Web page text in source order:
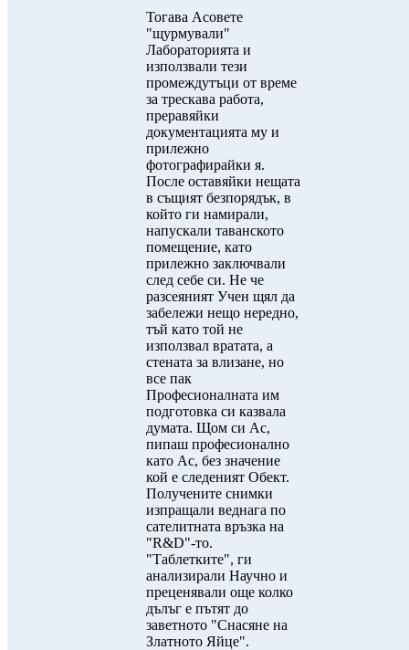
Тогава Асовете
"щурмували"
Лабораторията и
използвали тези
промеждутъци от време
за трескава работа,
преравяйки
документацията му и
прилежно
фотографирайки я.
После оставяйки нещата
в същият безпорядък, в
който ги намирали,
напускали таванското
помещение, като
прилежно заключвали
след себе си. Не че
разсеяният Учен щял да
забележи нещо нередно,
тъй като той не
използвал вратата, а
стената за влизане, но
все пак
Професионалната им
подготовка си казвала
думата. Щом си Ас,
пипаш професионално
като Ас, без значение
кой е следеният Обект.
Получените снимки
изпращали веднага по
сателитната връзка на
"R&D"-то.
"Таблетките", ги
анализирали Научно и
преценявали още колко
дълъг е пътят до
заветното "Снасяне на
Златното Яйце".